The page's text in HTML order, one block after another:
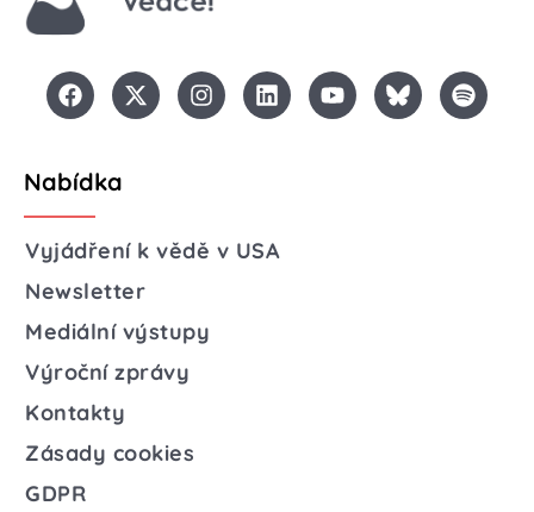
Nabídka
Vyjádření k vědě v USA
Newsletter
Mediální výstupy
Výroční zprávy
Kontakty
Zásady cookies
GDPR